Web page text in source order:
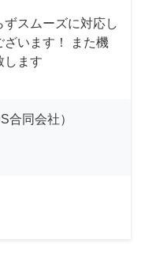
スムーズに対応し
ざいます！ また機
します
合同会社）